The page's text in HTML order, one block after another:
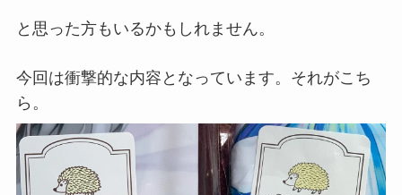
と思った方もいるかもしれません。
今回は衝撃的な内容となっています。それがこち
ら。